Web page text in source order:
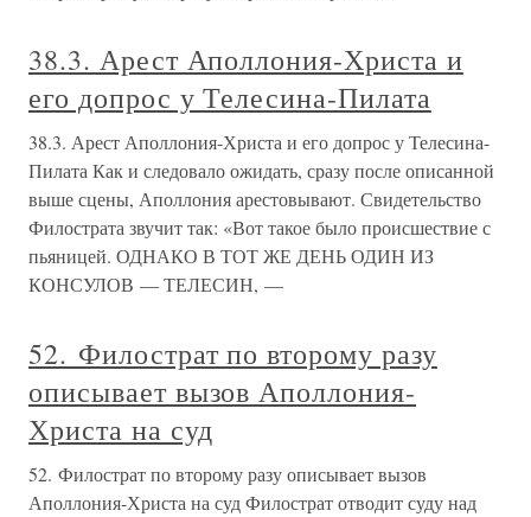
38.3. Арест Аполлония-Христа и
его допрос у Телесина-Пилата
38.3. Арест Аполлония-Христа и его допрос у Телесина-
Пилата Как и следовало ожидать, сразу после описанной
выше сцены, Аполлония арестовывают. Свидетельство
Филострата звучит так: «Вот такое было происшествие с
пьяницей. ОДНАКО В ТОТ ЖЕ ДЕНЬ ОДИН ИЗ
КОНСУЛОВ — ТЕЛЕСИН, —
52. Филострат по второму разу
описывает вызов Аполлония-
Христа на суд
52. Филострат по второму разу описывает вызов
Аполлония-Христа на суд Филострат отводит суду над